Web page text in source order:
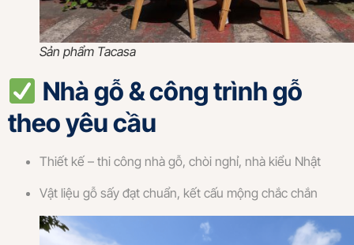
Sản phẩm Tacasa
Nhà gỗ & công trình gỗ
theo yêu cầu
Thiết kế – thi công nhà gỗ, chòi nghỉ, nhà kiểu Nhật
Vật liệu gỗ sấy đạt chuẩn, kết cấu mộng chắc chắn